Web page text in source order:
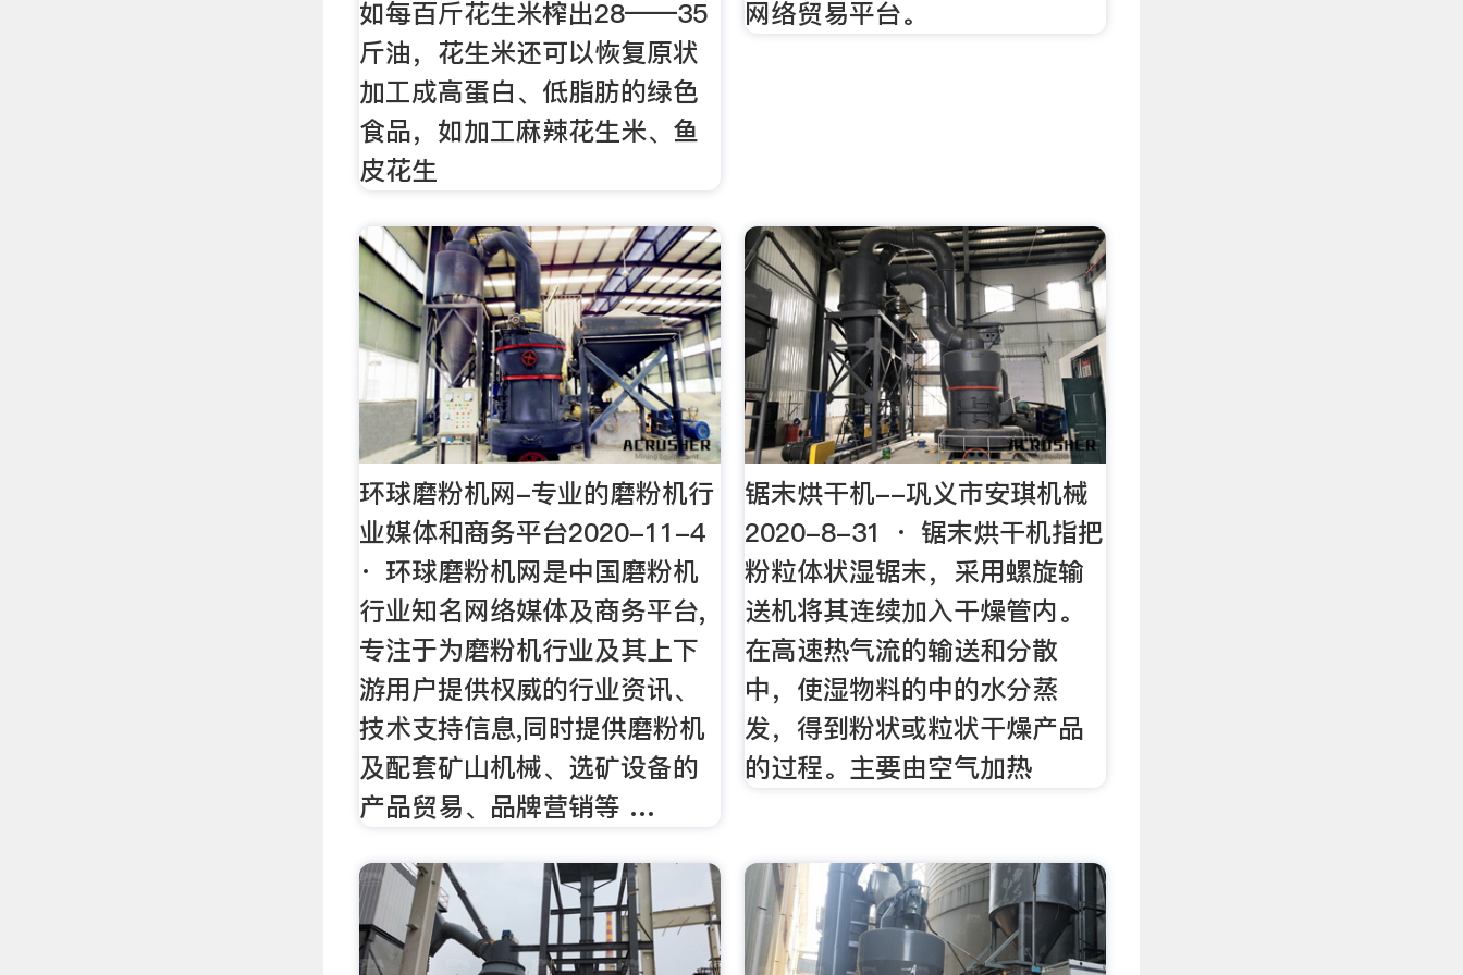
如每百斤花生米榨出28——35
斤油，花生米还可以恢复原状
加工成高蛋白、低脂肪的绿色
食品，如加工麻辣花生米、鱼
皮花生
网络贸易平台。
环球磨粉机网-专业的磨粉机行
业媒体和商务平台2020-11-4
· 环球磨粉机网是中国磨粉机
行业知名网络媒体及商务平台,
专注于为磨粉机行业及其上下
游用户提供权威的行业资讯、
技术支持信息,同时提供磨粉机
及配套矿山机械、选矿设备的
产品贸易、品牌营销等 …
锯末烘干机--巩义市安琪机械
2020-8-31 · 锯末烘干机指把
粉粒体状湿锯末，采用螺旋输
送机将其连续加入干燥管内。
在高速热气流的输送和分散
中，使湿物料的中的水分蒸
发，得到粉状或粒状干燥产品
的过程。主要由空气加热